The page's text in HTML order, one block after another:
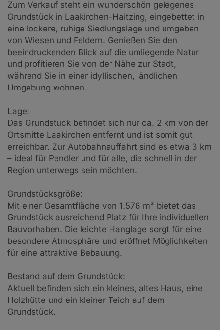
Zum Verkauf steht ein wunderschön gelegenes
Grundstück in Laakirchen-Haitzing, eingebettet in
eine lockere, ruhige Siedlungslage und umgeben
von Wiesen und Feldern. Genießen Sie den
beeindruckenden Blick auf die umliegende Natur
und profitieren Sie von der Nähe zur Stadt,
während Sie in einer idyllischen, ländlichen
Umgebung wohnen.
Lage:
Das Grundstück befindet sich nur ca. 2 km von der
Ortsmitte Laakirchen entfernt und ist somit gut
erreichbar. Zur Autobahnauffahrt sind es etwa 3 km
– ideal für Pendler und für alle, die schnell in der
Region unterwegs sein möchten.
Grundstücksgröße:
Mit einer Gesamtfläche von 1.576 m² bietet das
Grundstück ausreichend Platz für Ihre individuellen
Bauvorhaben. Die leichte Hanglage sorgt für eine
besondere Atmosphäre und eröffnet Möglichkeiten
für eine attraktive Bebauung.
Bestand auf dem Grundstück:
Aktuell befinden sich ein kleines, altes Haus, eine
Holzhütte und ein kleiner Teich auf dem
Grundstück.